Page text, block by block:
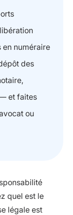
numéraire
des
et faites
ou
quel est le
légale est